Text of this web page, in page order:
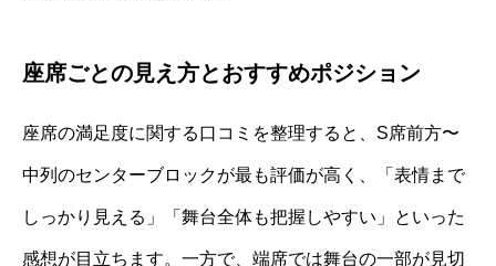
座席ごとの見え方とおすすめポジション
座席の満足度に関する口コミを整理すると、S席前方〜
中列のセンターブロックが最も評価が高く、「表情まで
しっかり見える」「舞台全体も把握しやすい」といった
感想が目立ちます。一方で、端席では舞台の一部が見切